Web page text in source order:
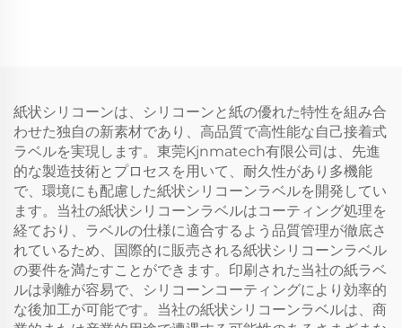
紙状シリコーンは、シリコーンと紙の優れた特性を組み合
わせた独自の新素材であり、高品質で高性能な自己接着式
ラベルを実現します。東莞Kjnmatech有限公司は、先進
的な製造技術とプロセスを用いて、耐久性があり多機能
で、環境にも配慮した紙状シリコーンラベルを開発してい
ます。当社の紙状シリコーンラベルはコーティング処理を
経ており、ラベルの仕様に適合するよう品質管理が徹底さ
れているため、国際的に販売される紙状シリコーンラベル
の要件を満たすことができます。印刷された当社の紙ラベ
ルは剥離が容易で、シリコーンコーティングにより効率的
な後加工が可能です。当社の紙状シリコーンラベルは、商